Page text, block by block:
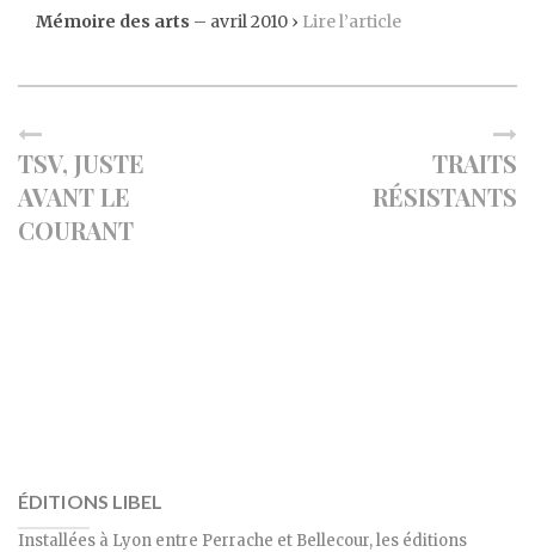
Mémoire des arts – avril 2010 › Lire l’article
TSV, JUSTE
AVANT LE
COURANT
TRAITS
RÉSISTANTS
ÉDITIONS LIBEL
Installées à Lyon entre Perrache et Bellecour, les éditions